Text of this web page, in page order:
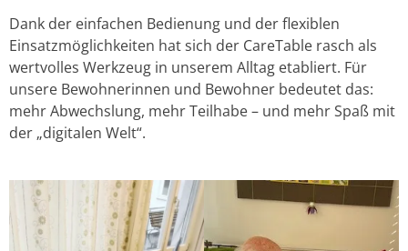
Dank der einfachen Bedienung und der flexiblen
Einsatzmöglichkeiten hat sich der CareTable rasch als
wertvolles Werkzeug in unserem Alltag etabliert. Für
unsere Bewohnerinnen und Bewohner bedeutet das:
mehr Abwechslung, mehr Teilhabe – und mehr Spaß mit
der „digitalen Welt“.